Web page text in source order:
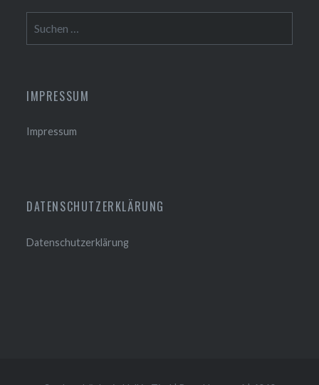
nach:
IMPRESSUM
Impressum
DATENSCHUTZERKLÄRUNG
Datenschutzerklärung